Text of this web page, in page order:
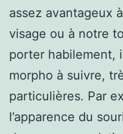
assez avantageux
visage ou à notre
porter habilement,
morpho à suivre,
particulières. Par
l’apparence du